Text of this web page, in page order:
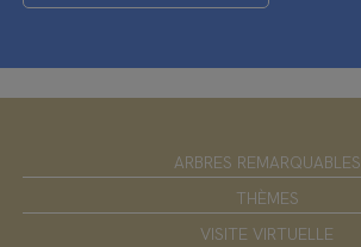
ARBRES REMARQUABLES
THÈMES
VISITE VIRTUELLE